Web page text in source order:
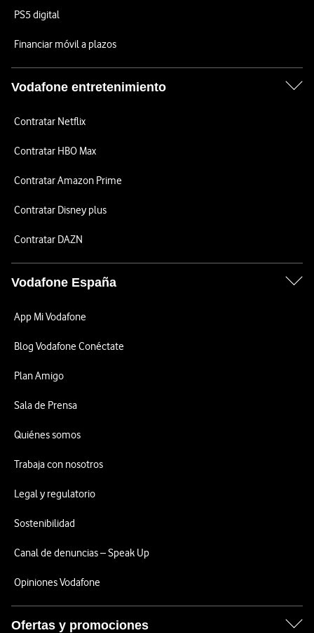
PS5 digital
Financiar móvil a plazos
Vodafone entretenimiento
Contratar Netflix
Contratar HBO Max
Contratar Amazon Prime
Contratar Disney plus
Contratar DAZN
Vodafone España
App Mi Vodafone
Blog Vodafone Conéctate
Plan Amigo
Sala de Prensa
Quiénes somos
Trabaja con nosotros
Legal y regulatorio
Sostenibilidad
Canal de denuncias – Speak Up
Opiniones Vodafone
Ofertas y promociones